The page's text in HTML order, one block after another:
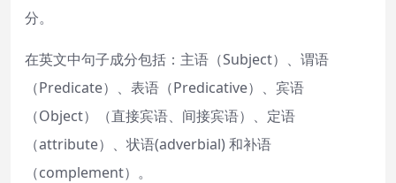
分。
在英文中句子成分包括：主语（Subject）、谓语
（Predicate）、表语（Predicative）、宾语
（Object）（直接宾语、间接宾语）、定语
（attribute）、状语(adverbial) 和补语
（complement）。